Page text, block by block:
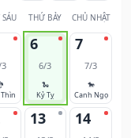
THỨ BẢY CHỦ NHẬT
6
6/3
🐍
Kỷ Tỵ
7
7/3
🐎
Canh Ngọ
13 14